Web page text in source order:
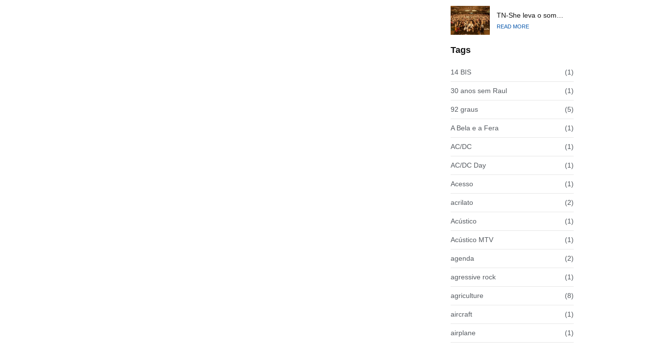
TN-She leva o som…
READ MORE
Tags
14 BIS (1)
30 anos sem Raul (1)
92 graus (5)
A Bela e a Fera (1)
AC/DC (1)
AC/DC Day (1)
Acesso (1)
acrilato (2)
Acústico (1)
Acústico MTV (1)
agenda (2)
agressive rock (1)
agriculture (8)
aircraft (1)
airplane (1)